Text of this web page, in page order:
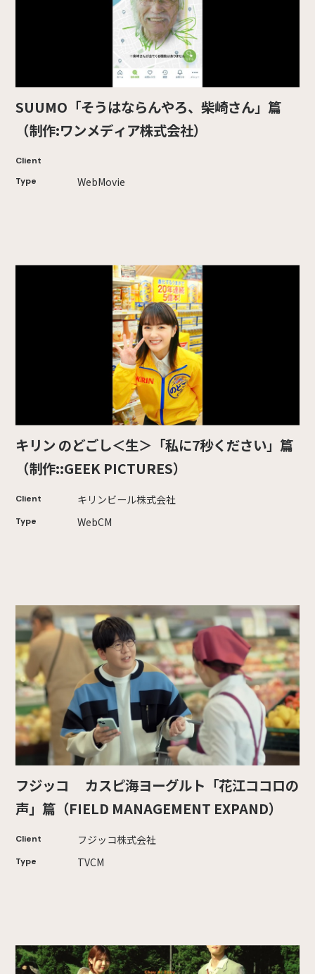
SUUMO「そうはならんやろ、柴崎さん」篇
（制作:ワンメディア株式会社）
Client
Type
WebMovie
キリン のどごし＜生＞「私に7秒ください」篇
（制作::GEEK PICTURES）
Client キリンビール株式会社
Type WebCM
フジッコ カスピ海ヨーグルト「花江ココロの
声」篇（FIELD MANAGEMENT EXPAND）
Client フジッコ株式会社
Type TVCM